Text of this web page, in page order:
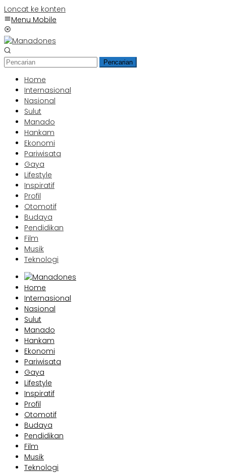
Loncat ke konten
Menu Mobile
Pencarian
Home
Internasional
Nasional
Sulut
Manado
Hankam
Ekonomi
Pariwisata
Gaya
Lifestyle
Inspiratif
Profil
Otomotif
Budaya
Pendidikan
Film
Musik
Teknologi
Home
Internasional
Nasional
Sulut
Manado
Hankam
Ekonomi
Pariwisata
Gaya
Lifestyle
Inspiratif
Profil
Otomotif
Budaya
Pendidikan
Film
Musik
Teknologi